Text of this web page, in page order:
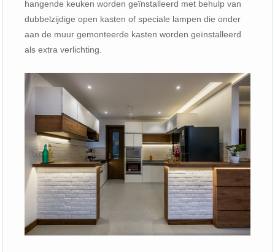
hangende keuken worden geïnstalleerd met behulp van
dubbelzijdige open kasten of speciale lampen die onder
aan de muur gemonteerde kasten worden geïnstalleerd
als extra verlichting.